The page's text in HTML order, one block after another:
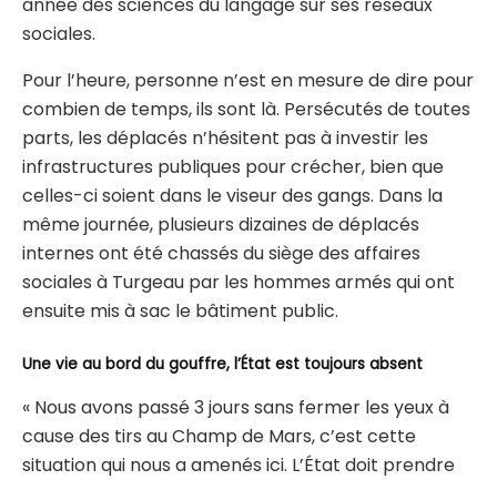
sociales.
Pour l’heure, personne n’est en mesure de dire pour
combien de temps, ils sont là. Persécutés de toutes
parts, les déplacés n’hésitent pas à investir les
infrastructures publiques pour crécher, bien que
celles-ci soient dans le viseur des gangs. Dans la
même journée, plusieurs dizaines de déplacés
internes ont été chassés du siège des affaires
sociales à Turgeau par les hommes armés qui ont
ensuite mis à sac le bâtiment public.
Une vie au bord du gouffre, l’État est toujours absent
« Nous avons passé 3 jours sans fermer les yeux à
cause des tirs au Champ de Mars, c’est cette
situation qui nous a amenés ici. L’État doit prendre